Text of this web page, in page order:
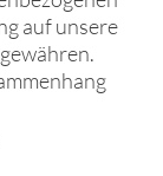
auf unsere